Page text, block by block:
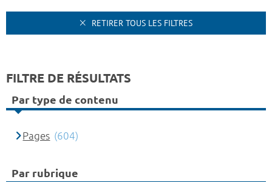
RETIRER TOUS LES FILTRES
FILTRE DE RÉSULTATS
Par type de contenu
Pages (604)
Par rubrique